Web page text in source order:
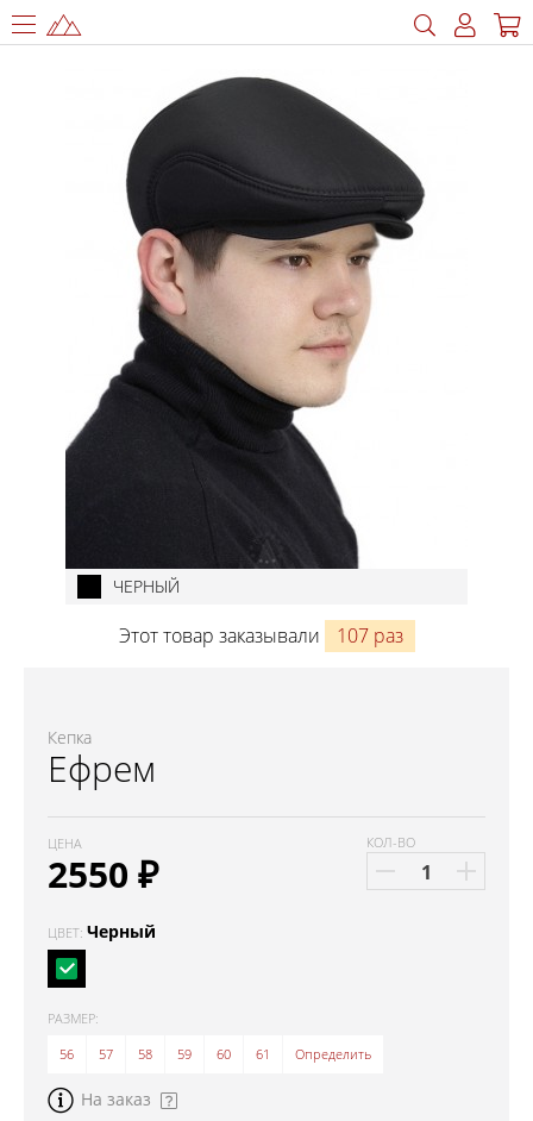
ЧЕРНЫЙ
Этот товар заказывали 107 раз
Кепка
Ефрем
ЦЕНА
2550 ₽
КОЛ-ВО
ЦВЕТ: Черный
РАЗМЕР:
56
57 58 59 60 61 Определить
На заказ